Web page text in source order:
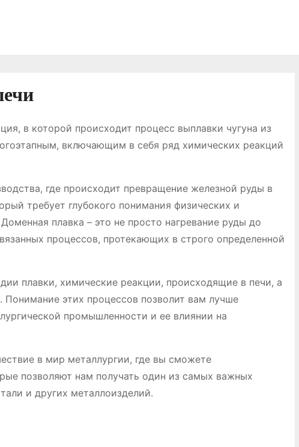
в которой происходит процесс выплавки чугуна из
включающим в себя ряд химических реакций
где происходит превращение железной руды в
требует глубокого понимания физических и
плавка – это не просто нагревание руды до
процессов, протекающих в строго определенной
плавки, химические реакции, происходящие в печи, а
этих процессов позволит вам лучше
промышленности и ее влиянии на
в мир металлургии, где вы сможете
позволяют нам получать один из самых важных
и других металлоизделий․